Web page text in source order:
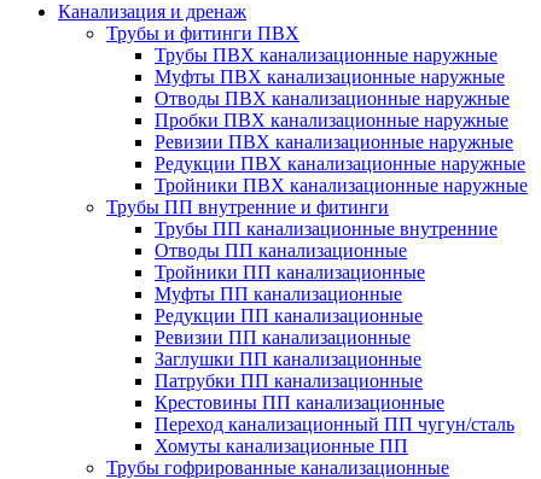
Канализация и дренаж
Трубы и фитинги ПВХ
Трубы ПВХ канализационные наружные
Муфты ПВХ канализационные наружные
Отводы ПВХ канализационные наружные
Пробки ПВХ канализационные наружные
Ревизии ПВХ канализационные наружные
Редукции ПВХ канализационные наружные
Тройники ПВХ канализационные наружные
Трубы ПП внутренние и фитинги
Трубы ПП канализационные внутренние
Отводы ПП канализационные
Тройники ПП канализационные
Муфты ПП канализационные
Редукции ПП канализационные
Ревизии ПП канализационные
Заглушки ПП канализационные
Патрубки ПП канализационные
Крестовины ПП канализационные
Переход канализационный ПП чугун/сталь
Хомуты канализационные ПП
Трубы гофрированные канализационные